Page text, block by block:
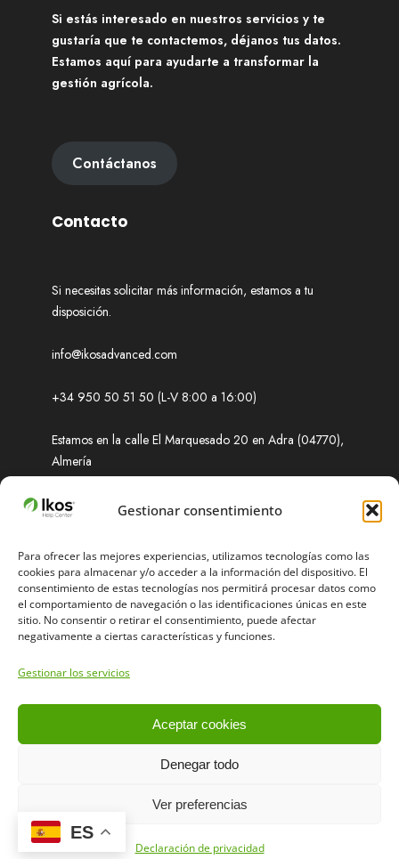
Gestionar consentimiento
Para ofrecer las mejores experiencias, utilizamos tecnologías como las
cookies para almacenar y/o acceder a la información del dispositivo. El
consentimiento de estas tecnologías nos permitirá procesar datos como
el comportamiento de navegación o las identificaciones únicas en este
sitio. No consentir o retirar el consentimiento, puede afectar
negativamente a ciertas características y funciones.
Gestionar los servicios
Aceptar cookies
Denegar todo
Ver preferencias
Declaración de privacidad
Si estás interesado en nuestros servicios y te
gustaría que te contactemos, déjanos tus datos.
Estamos aquí para ayudarte a transformar la
gestión agrícola.
Contáctanos
Contacto
Si necesitas solicitar más información, estamos a tu
disposición.
info@ikosadvanced.com
+34 950 50 51 50 (L-V 8:00 a 16:00)
Estamos en la calle El Marquesado 20 en Adra (04770),
Almería
Soporte
¿Necesitas ayuda? Obtenga soluciones rápidas a
cualquier problema que enfrente.
support@ikosadvanced.com
+34 651 674 870 (L-V 8:00 a 16:00)
reservados. Visite nuestra política de privacidad
ES